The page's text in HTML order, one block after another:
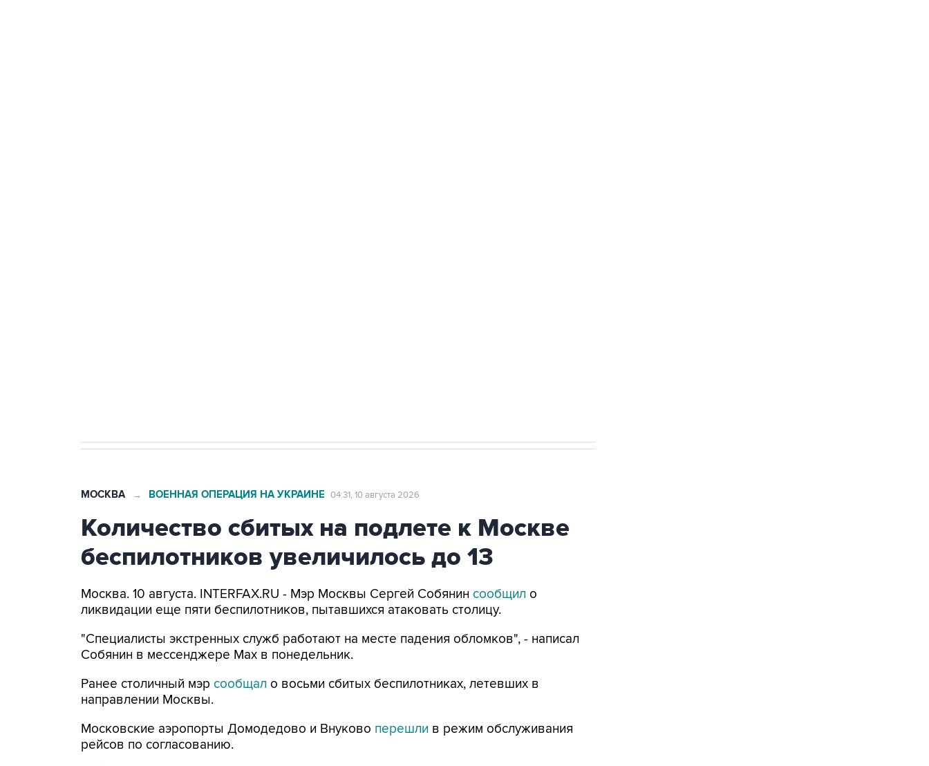
МОСКВА → ВОЕННАЯ ОПЕРАЦИЯ НА УКРАИНЕ 04:31, 10 августа 2026
Количество сбитых на подлете к Москве
беспилотников увеличилось до 13
Москва. 10 августа. INTERFAX.RU - Мэр Москвы Сергей Собянин сообщил о
ликвидации еще пяти беспилотников, пытавшихся атаковать столицу.
"Специалисты экстренных служб работают на месте падения обломков", - написал
Собянин в мессенджере Max в понедельник.
Ранее столичный мэр сообщал о восьми сбитых беспилотниках, летевших в
направлении Москвы.
Московские аэропорты Домодедово и Внуково перешли в режим обслуживания
рейсов по согласованию.